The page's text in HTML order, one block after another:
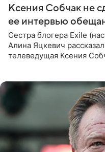
Ксения Собчак не
ее интервью
Сестра блогера Exile
Алина Яцкевич
телеведущая Ксения